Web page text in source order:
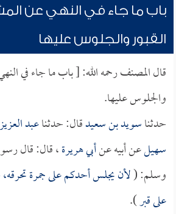
باب ما جاء في النهي عن
القبور والجلوس عليها
قال المصنف رحمه الله: [ باب ما جاء في
والجلوس عليها.
حدثناسويد بن سعيدقال: حدثناعبد
سهيلعن أبيه عنأبي هريرة، قال: قال
وسلم: (لأن يجلس أحدكم على جمرة
على قبر).